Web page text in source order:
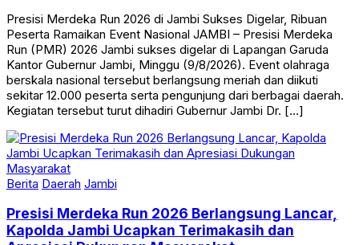
Presisi Merdeka Run 2026 di Jambi Sukses Digelar, Ribuan
Peserta Ramaikan Event Nasional JAMBI – Presisi Merdeka
Run (PMR) 2026 Jambi sukses digelar di Lapangan Garuda
Kantor Gubernur Jambi, Minggu (9/8/2026). Event olahraga
berskala nasional tersebut berlangsung meriah dan diikuti
sekitar 12.000 peserta serta pengunjung dari berbagai daerah.
Kegiatan tersebut turut dihadiri Gubernur Jambi Dr. […]
Berita Daerah Jambi
Presisi Merdeka Run 2026 Berlangsung Lancar,
Kapolda Jambi Ucapkan Terimakasih dan